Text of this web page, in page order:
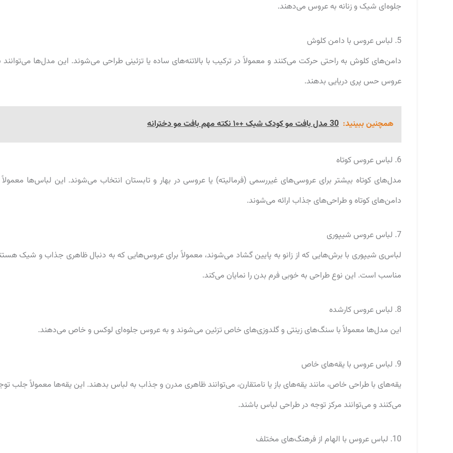
جلوه‌ای شیک و زنانه به عروس می‌دهند.
5. لباس عروس با دامن کلوش
دامن‌های کلوش به راحتی حرکت می‌کنند و معمولاً در ترکیب با بالاتنه‌های ساده یا تزئینی طراحی می‌شوند. این مدل‌ها می‌توانند
عروس حس پری دریایی بدهند.
همچنین ببینید: 30 مدل بافت مو کودک شیک +۱۰ نکته مهم بافت مو دخترانه
6. لباس عروس کوتاه
مدل‌های کوتاه بیشتر برای عروسی‌های غیررسمی (فرمالیته) یا عروسی در بهار و تابستان انتخاب می‌شوند. این لباس‌ها معمولاً
دامن‌های کوتاه و طراحی‌های جذاب ارائه می‌شوند.
7. لباس عروس شیپوری
لباس‌ی شیپوری با برش‌هایی که از زانو به پایین گشاد می‌شوند، معمولاً برای عروس‌هایی که به دنبال ظاهری جذاب و شیک
مناسب است. این نوع طراحی به خوبی فرم بدن را نمایان می‌کند.
8. لباس عروس کارشده
این مدل‌ها معمولاً با سنگ‌های زینتی و گلدوزی‌های خاص تزئین می‌شوند و به عروس جلوه‌ای لوکس و خاص می‌دهند.
9. لباس عروس با یقه‌های خاص
یقه‌های با طراحی خاص، مانند یقه‌های باز یا نامتقارن، می‌توانند ظاهری مدرن و جذاب به لباس بدهند. این یقه‌ها معمولاً جلب
می‌کنند و می‌توانند مرکز توجه در طراحی لباس باشند.
10. لباس عروس با الهام از فرهنگ‌های مختلف